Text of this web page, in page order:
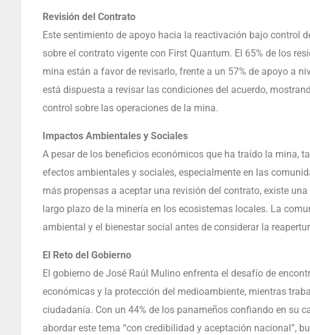
Revisión del Contrato
Este sentimiento de apoyo hacia la reactivación bajo control
sobre el contrato vigente con First Quantum. El 65% de los
mina están a favor de revisarlo, frente a un 57% de apoyo a
está dispuesta a revisar las condiciones del acuerdo,
control sobre las operaciones de la mina.
Impactos Ambientales y Sociales
A pesar de los beneficios económicos que ha traído la mina,
efectos ambientales y sociales, especialmente en las
más propensas a aceptar una revisión del contrato, existe
largo plazo de la minería en los ecosistemas locales. La
ambiental y el bienestar social antes de considerar la
El Reto del Gobierno
El gobierno de José Raúl Mulino enfrenta el desafío de
económicas y la protección del medioambiente, mientras
ciudadanía. Con un 44% de los panameños confiando en su
abordar este tema “con credibilidad y aceptación nacional”,